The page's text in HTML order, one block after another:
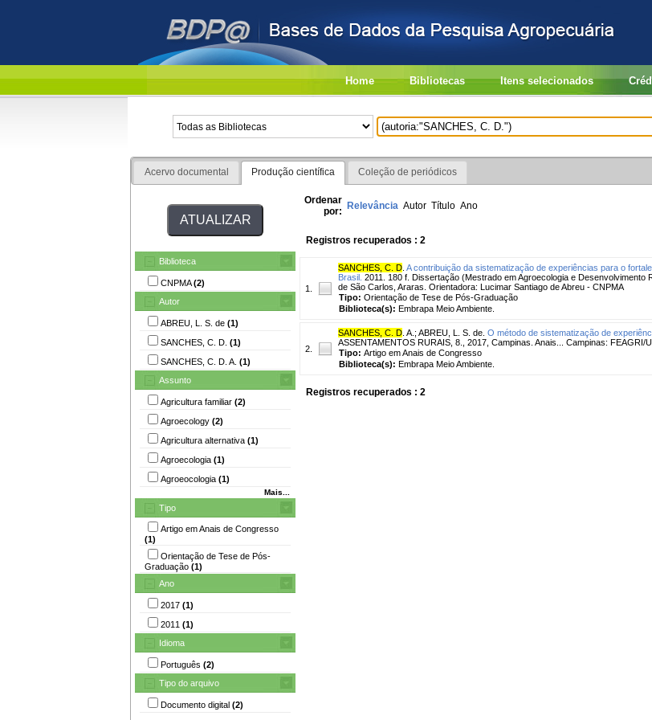
Home Bibliotecas Itens selecionados
Acervo documental Produção científica Coleção de periódicos
Biblioteca
CNPMA(2)
Autor
ABREU, L. S. de (1)
SANCHES, C. D. (1)
SANCHES, C. D. A. (1)
Assunto
Agricultura familiar (2)
Agroecology (2)
Agricultura alternativa (1)
Agroecologia (1)
Agroeocologia (1)
Mais...
Tipo
Artigo em Anais de Congresso
(1)
Orientação de Tese de Pós-
Graduação (1)
Ano
2017 (1)
2011 (1)
Idioma
Português (2)
Tipo do arquivo
Documento digital (2)
Ordenar
por: Relevância Autor Título Ano
Registros recuperados : 2
1.
SANCHES, C. D A contribuição da sistematização de experiências para o
Brasil. 2011. 180 f. Dissertação (Mestrado em Agroecologia e
de São Carlos, Araras. Orientadora: Lucimar Santiago de Abreu - CNPMA
Tipo: Orientação de Tese de Pós-Graduação
Biblioteca(s): Embrapa Meio Ambiente.
2.
SANCHES, C. D . A. ; ABREU, L. S. de. O método de sistematização de
ASSENTAMENTOS RURAIS, 8., 2017, Campinas. Anais... Campinas: FEAGRI/
Tipo: Artigo em Anais de Congresso
Biblioteca(s): Embrapa Meio Ambiente.
Registros recuperados : 2